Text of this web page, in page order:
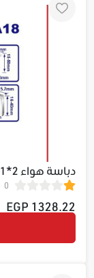
دباسة هواء 2*1 مسمار ودبوس ECBN504001
0
1328.22 EGP